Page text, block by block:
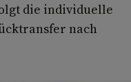
die individuelle
nach